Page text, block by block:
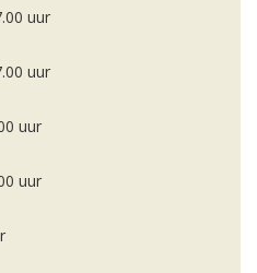
uur
uur
uur
uur